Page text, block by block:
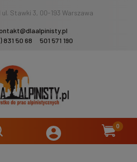
ul. Stawki 3, 00-193 Warszawa
831 50 68
501 571 190